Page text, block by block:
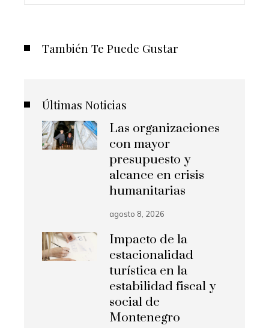
También Te Puede Gustar
Últimas Noticias
Las organizaciones
con mayor
presupuesto y
alcance en crisis
humanitarias
agosto 8, 2026
Impacto de la
estacionalidad
turística en la
estabilidad fiscal y
social de
Montenegro